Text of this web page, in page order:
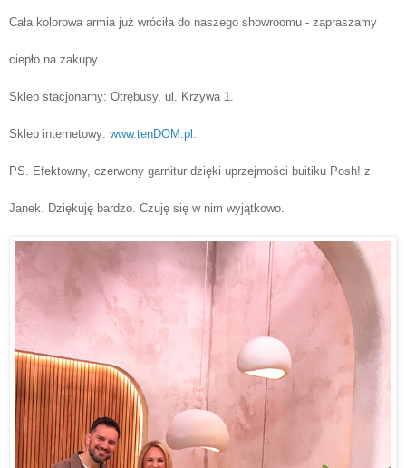
Cała kolorowa armia już wróciła do naszego showroomu - zapraszamy
ciepło na zakupy.
Sklep stacjonarny: Otrębusy, ul. Krzywa 1.
Sklep internetowy: www.tenDOM.pl.
PS. Efektowny, czerwony garnitur dzięki uprzejmości buitiku Posh! z
Janek. Dziękuję bardzo. Czuję się w nim wyjątkowo.